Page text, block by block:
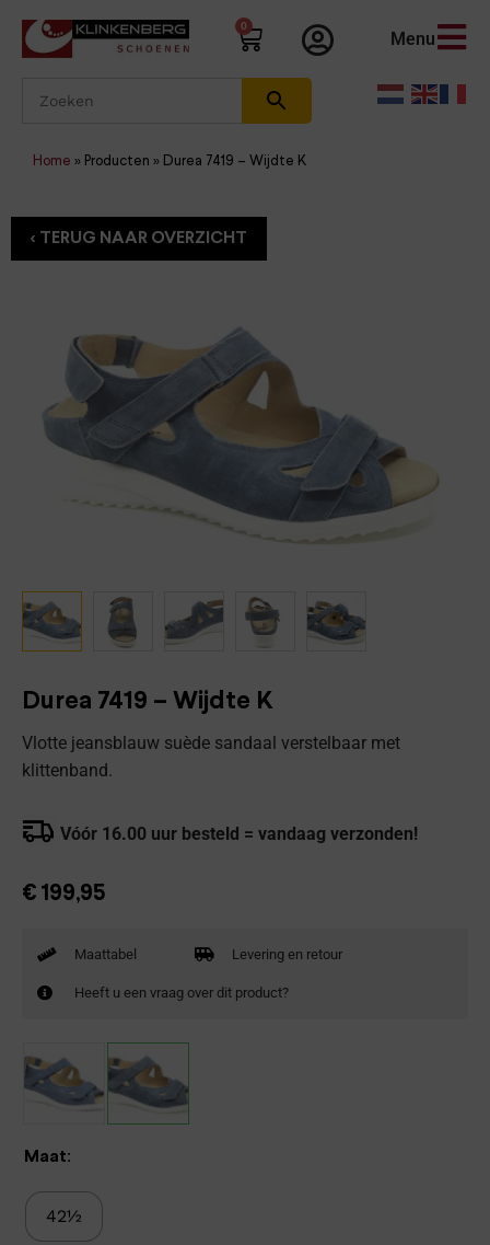
0
Menu
Home » Producten » Durea 7419 – Wijdte K
Durea 7419 – Wijdte K
Vlotte jeansblauw suède sandaal verstelbaar met
klittenband.
Vóór 16.00 uur besteld = vandaag verzonden!
€ 199,95
Maattabel Levering en retour
Heeft u een vraag over dit product?
Maat:
42½